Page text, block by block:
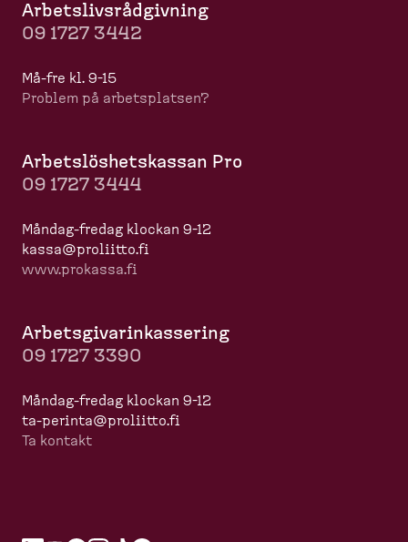
Arbets­livs­råd­givning
09 1727 3442
Må-​fre kl. 9-15
Problem på arbets­platsen?
Arbets­lös­hets­kassan Pro
09 1727 3444
Måndag-​fredag klockan 9-12
kassa@proliitto.fi
www.prokassa.fi
Arbets­gi­va­rin­kas­sering
09 1727 3390
Måndag-​fredag klockan 9-12
ta-​perinta@proliitto.fi
Ta kontakt